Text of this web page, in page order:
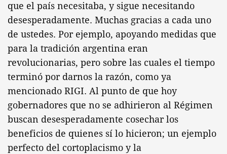
que el país necesitaba, y sigue necesitando
desesperadamente. Muchas gracias a cada uno
de ustedes. Por ejemplo, apoyando medidas que
para la tradición argentina eran
revolucionarias, pero sobre las cuales el tiempo
terminó por darnos la razón, como ya
mencionado RIGI. Al punto de que hoy
gobernadores que no se adhirieron al Régimen
buscan desesperadamente cosechar los
beneficios de quienes sí lo hicieron; un ejemplo
perfecto del cortoplacismo y la